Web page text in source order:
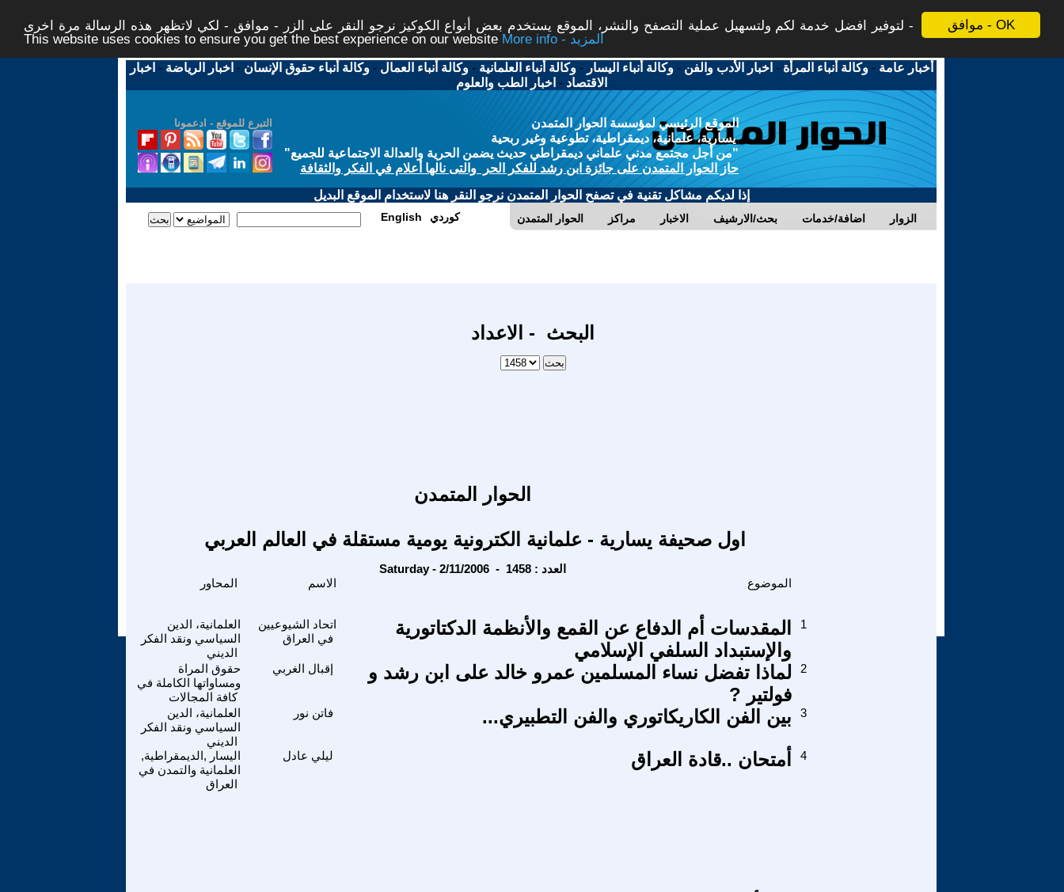
موافق - OK
لتوفير افضل خدمة لكم ولتسهيل عملية التصفح والنشر، الموقع يستخدم بعض أنواع الكوكيز نرجو النقر على الزر - موافق - لكي لاتظهر هذه الرسالة مرة اخرى -
This website uses cookies to ensure you get the best experience on our website
More info - المزيد
أخبار عامة -وكالة أنباء المرأة - اخبار الأدب والفن -وكالة أنباء اليسار -وكالة أنباء العلمانية -وكالة أنباء العمال -وكالة أنباء حقوق الإنسان - اخبار الرياضة - اخبار
الاقتصاد - اخبار الطب والعلوم
التبرع للموقع - ادعمونا
الموقع الرئيسي لمؤسسة الحوار المتمدن
يسارية، علمانية، ديمقراطية، تطوعية وغير ربحية
"من أجل مجتمع مدني علماني ديمقراطي حديث يضمن الحرية والعدالة الاجتماعية للجميع"
حاز الحوار المتمدن على جائزة ابن رشد للفكر الحر والتى نالها أعلام في الفكر والثقافة
إذا لديكم مشاكل تقنية في تصفح الحوار المتمدن نرجو النقر هنا لاستخدام الموقع البديل
الحوار المتمدن مراكز الاخبار بحث/الارشيف اضافة/خدمات الزوار English كوردي
البحث - الاعداد
الحوار المتمدن
اول صحيفة يسارية - علمانية الكترونية يومية مستقلة في العالم العربي
Saturday - 2/11/2006 - العدد : 1458
الاسم الموضوع
العلمانية، الدين
السياسي ونقد الفكر
الديني
اتحاد الشيوعيين
في العراق
المقدسات أم الدفاع عن القمع والأنظمة الدكتاتورية
والإستبداد السلفي الإسلامي
1
حقوق المراة
ومساواتها الكاملة في
كافة المجالات
إقبال الغربي
لماذا تفضل نساء المسلمين عمرو خالد على ابن رشد و
فولتير ?
2
العلمانية، الدين
السياسي ونقد الفكر
الديني
فاتن نور بين الفن الكاريكاتوري والفن التطبيري... 3
اليسار ,الديمقراطية,
العلمانية والتمدن في
العراق
ليلي عادل أمتحان ..قادة العراق 4